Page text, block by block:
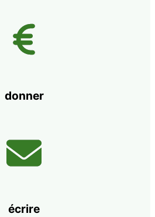
donner
écrire